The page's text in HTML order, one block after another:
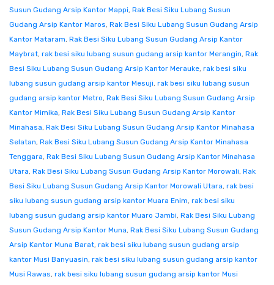
Susun Gudang Arsip Kantor Mappi, Rak Besi Siku Lubang Susun
Gudang Arsip Kantor Maros, Rak Besi Siku Lubang Susun Gudang Arsip
Kantor Mataram, Rak Besi Siku Lubang Susun Gudang Arsip Kantor
Maybrat, rak besi siku lubang susun gudang arsip kantor Merangin, Rak
Besi Siku Lubang Susun Gudang Arsip Kantor Merauke, rak besi siku
lubang susun gudang arsip kantor Mesuji, rak besi siku lubang susun
gudang arsip kantor Metro, Rak Besi Siku Lubang Susun Gudang Arsip
Kantor Mimika, Rak Besi Siku Lubang Susun Gudang Arsip Kantor
Minahasa, Rak Besi Siku Lubang Susun Gudang Arsip Kantor Minahasa
Selatan, Rak Besi Siku Lubang Susun Gudang Arsip Kantor Minahasa
Tenggara, Rak Besi Siku Lubang Susun Gudang Arsip Kantor Minahasa
Utara, Rak Besi Siku Lubang Susun Gudang Arsip Kantor Morowali, Rak
Besi Siku Lubang Susun Gudang Arsip Kantor Morowali Utara, rak besi
siku lubang susun gudang arsip kantor Muara Enim, rak besi siku
lubang susun gudang arsip kantor Muaro Jambi, Rak Besi Siku Lubang
Susun Gudang Arsip Kantor Muna, Rak Besi Siku Lubang Susun Gudang
Arsip Kantor Muna Barat, rak besi siku lubang susun gudang arsip
kantor Musi Banyuasin, rak besi siku lubang susun gudang arsip kantor
Musi Rawas, rak besi siku lubang susun gudang arsip kantor Musi